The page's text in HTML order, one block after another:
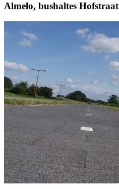
Almelo, bushaltes Hofstraat